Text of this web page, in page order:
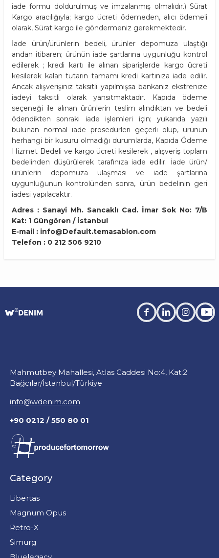
iade formu doldurulmuş ve imzalanmış olmalıdır.) Sürat
Kargo aracılığıyla; kargo ücreti ödemeden, alıcı ödemeli
olarak, Sürat kargo ile göndermeniz gerekmektedir.
İade ürün/ürünlerin bedeli, ürünler depomuza ulaştığı
andan itibaren; ürünün iade şartlarına uygunluğu kontrol
edilerek ; kredi kartı ile alınan siparişlerde kargo ücreti
kesilerek kalan tutarın tamamı kredi kartınıza iade edilir.
Ancak alışverişiniz taksitli yapılmışsa bankanız ekstrenize
iadeyi taksitli olarak yansıtmaktadır. Kapıda ödeme
seçeneği ile alınan ürünlerin teslim alındıktan ve bedeli
ödendikten sonraki iade işlemleri için; yukarıda yazılı
bulunan normal iade prosedürleri geçerli olup, ürünün
herhangi bir kusuru olmadığı durumlarda, Kapıda Ödeme
Hizmet Bedeli ve kargo ücreti kesilerek , alışveriş toplam
bedelinden düşürülerek tarafınıza iade edilir. İade ürün/
ürünlerin depomuza ulaşması ve iade şartlarına
uygunluğunun kontrolünden sonra, ürün bedelinin geri
iadesi yapılacaktır.
Adres : Sanayi Mh. Sancaklı Cad. İmar Sok No: 7/B
Kat: 1 Güngören / İstanbul
E-mail : info@Default.temasablon.com
Telefon : 0 212 506 9210
facebook
linkedin
Mahmutbey Mahallesi, Atlas Caddesi No:4, Kat:2
Bağcılar/İstanbul/Türkiye
info@wdenim.com
+90 0212 / 550 80 01
Category
Libertas
Magnum Opus
Retro-X
Simurg